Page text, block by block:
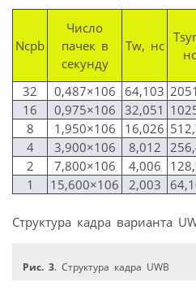
Ncpb
Число
пачек в
секунду
Tw, нс
нс
32
0,487×106 64,103
16
0,975×106 32,051
8
1,950×106 16,026
4
3,900×106 8,012
2
7,800×106 4,006
1
15,600×106 2,003
Структура кадра варианта
Рис. 3. Структура кадра UWB